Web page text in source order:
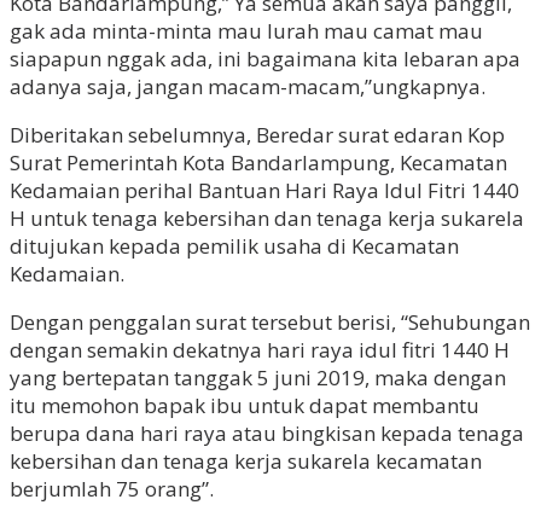
gak ada minta-minta mau lurah mau camat mau
siapapun nggak ada, ini bagaimana kita lebaran apa
adanya saja, jangan macam-macam,”ungkapnya.
Diberitakan sebelumnya, Beredar surat edaran Kop
Surat Pemerintah Kota Bandarlampung, Kecamatan
Kedamaian perihal Bantuan Hari Raya Idul Fitri 1440
H untuk tenaga kebersihan dan tenaga kerja sukarela
ditujukan kepada pemilik usaha di Kecamatan
Kedamaian.
Dengan penggalan surat tersebut berisi, “Sehubungan
dengan semakin dekatnya hari raya idul fitri 1440 H
yang bertepatan tanggak 5 juni 2019, maka dengan
itu memohon bapak ibu untuk dapat membantu
berupa dana hari raya atau bingkisan kepada tenaga
kebersihan dan tenaga kerja sukarela kecamatan
berjumlah 75 orang”.